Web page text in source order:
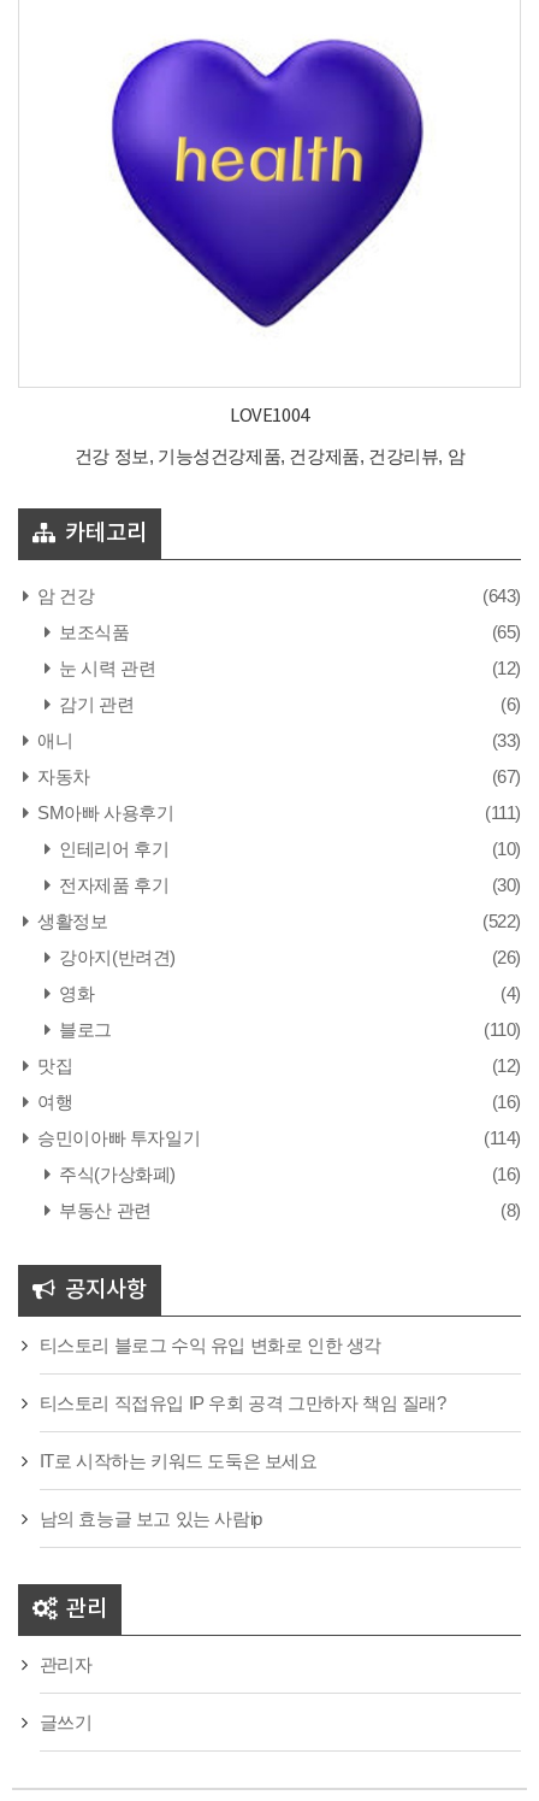
LOVE1004
건강 정보, 기능성건강제품, 건강제품, 건강리뷰, 암
카테고리
암 건강
(643)
보조식품
(65)
눈 시력 관련
(12)
감기 관련
(6)
애니
(33)
자동차
(67)
SM아빠 사용후기
(111)
인테리어 후기
(10)
전자제품 후기
(30)
생활정보
(522)
강아지(반려견)
(26)
영화
(4)
블로그
(110)
맛집
(12)
여행
(16)
승민이아빠 투자일기
(114)
주식(가상화폐)
(16)
부동산 관련
(8)
공지사항
티스토리 블로그 수익 유입 변화로 인한 생각
티스토리 직접유입 IP 우회 공격 그만하자 책임 질래?
IT로 시작하는 키워드 도둑은 보세요
남의 효능글 보고 있는 사람ip
관리
관리자
글쓰기